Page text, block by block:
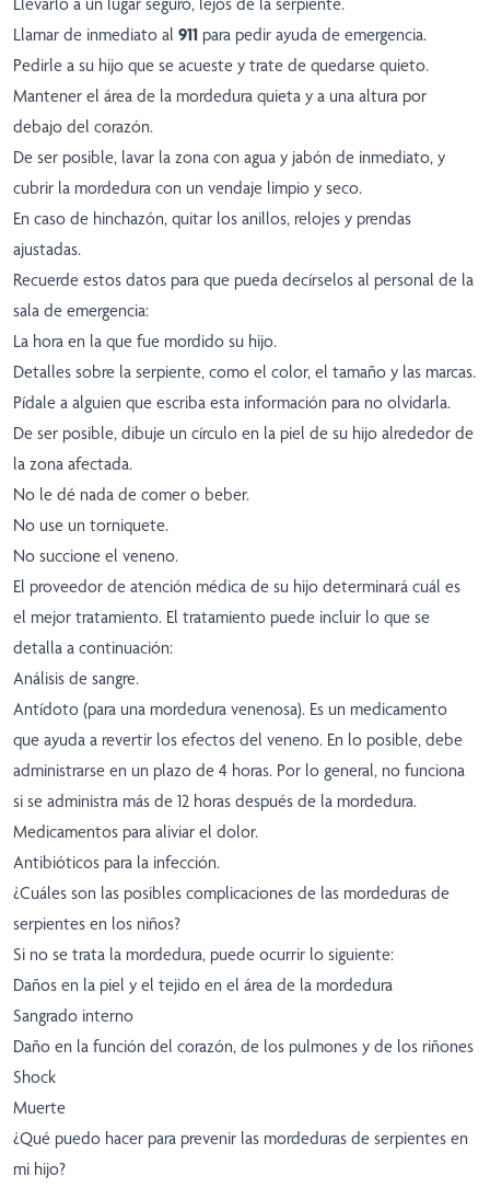
Llamar de inmediato al 911 para pedir ayuda de emergencia.
Pedirle a su hijo que se acueste y trate de quedarse quieto.
Mantener el área de la mordedura quieta y a una altura por
debajo del corazón.
De ser posible, lavar la zona con agua y jabón de inmediato, y
cubrir la mordedura con un vendaje limpio y seco.
En caso de hinchazón, quitar los anillos, relojes y prendas
ajustadas.
Recuerde estos datos para que pueda decírselos al personal de la
sala de emergencia:
La hora en la que fue mordido su hijo.
Detalles sobre la serpiente, como el color, el tamaño y las marcas.
Pídale a alguien que escriba esta información para no olvidarla.
De ser posible, dibuje un círculo en la piel de su hijo alrededor de
la zona afectada.
No le dé nada de comer o beber.
No use un torniquete.
No succione el veneno.
El proveedor de atención médica de su hijo determinará cuál es
el mejor tratamiento. El tratamiento puede incluir lo que se
detalla a continuación:
Análisis de sangre.
Antídoto (para una mordedura venenosa). Es un medicamento
que ayuda a revertir los efectos del veneno. En lo posible, debe
administrarse en un plazo de 4 horas. Por lo general, no funciona
si se administra más de 12 horas después de la mordedura.
Medicamentos para aliviar el dolor.
Antibióticos para la infección.
¿Cuáles son las posibles complicaciones de las mordeduras de
serpientes en los niños?
Si no se trata la mordedura, puede ocurrir lo siguiente:
Daños en la piel y el tejido en el área de la mordedura
Sangrado interno
Daño en la función del corazón, de los pulmones y de los riñones
Shock
Muerte
¿Qué puedo hacer para prevenir las mordeduras de serpientes en
mi hijo?